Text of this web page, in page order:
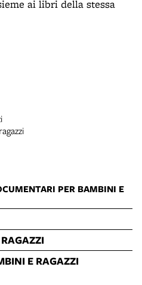
ai libri della stessa
PER BAMBINI E
E RAGAZZI